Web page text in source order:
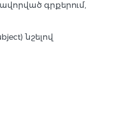
գրքերում,
նշելով